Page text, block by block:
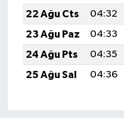
22 Ağu Cts
04:32
23 Ağu Paz
04:33
24 Ağu Pts
04:35
25 Ağu Sal
04:36